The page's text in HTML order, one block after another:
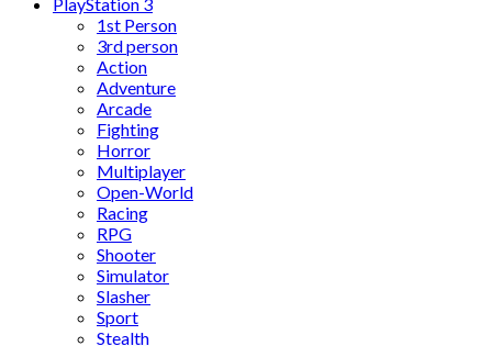
1st Person
3rd person
Action
Adventure
Arcade
Fighting
Horror
Multiplayer
Open-World
Racing
RPG
Shooter
Simulator
Slasher
Sport
Stealth